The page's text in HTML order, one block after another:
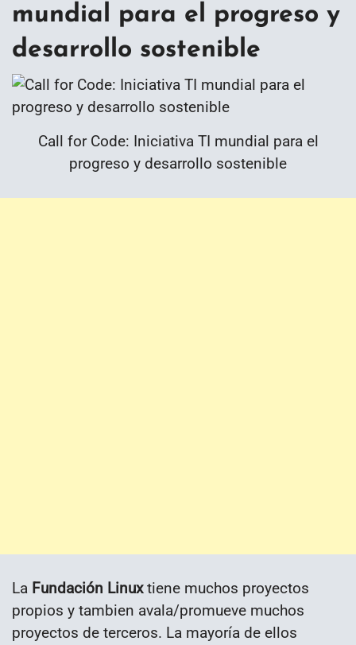
mundial para el progreso y
desarrollo sostenible
Call for Code: Iniciativa TI mundial para el
progreso y desarrollo sostenible
La Fundación Linuxtiene muchos proyectos
propios y tambien avala/promueve muchos
proyectos de terceros. La mayoría de ellos